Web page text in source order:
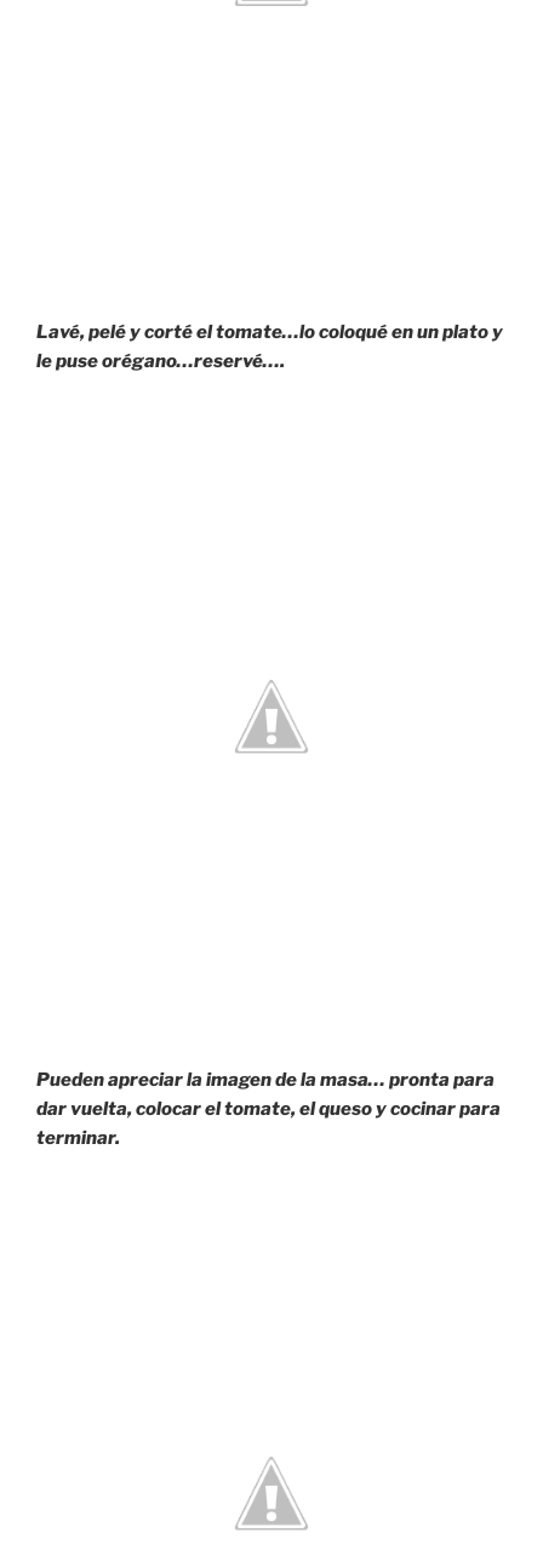
Lavé, pelé y corté el tomate…lo coloqué en un plato y
le puse orégano…reservé….
Pueden apreciar la imagen de la masa… pronta para
dar vuelta, colocar el tomate, el queso y cocinar para
terminar.